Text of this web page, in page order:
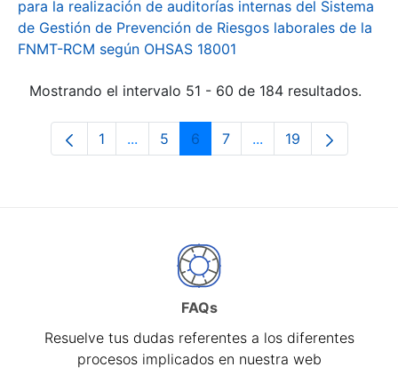
para la realización de auditorías internas del Sistema
de Gestión de Prevención de Riesgos laborales de la
FNMT-RCM según OHSAS 18001
Mostrando el intervalo 51 - 60 de 184 resultados.
Página
1 ...Páginas intermedias Use TAB para
Página
5 Página
6 Página
7 ...Páginas intermedias
Página
19
FAQs
Resuelve tus dudas referentes a los diferentes
procesos implicados en nuestra web